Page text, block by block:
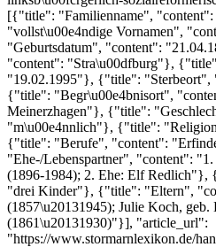
[{"title": "Familienname",
"vollst\u00e4ndige Vornamen",
"Geburtsdatum", "content":
"content": "Stra\u00dfburg"},
"19.02.1995"}, {"title": "Sterbeort",
{"title": "Begr\u00e4bnisort",
Meinerzhagen"}, {"title":
"m\u00e4nnlich"}, {"title":
{"title": "Berufe", "content":
"Ehe-/Lebenspartner", "content":
(1896-1984); 2. Ehe: Elf
"drei Kinder"}, {"title": "Eltern",
(1857\u20131945); Julie Koch, geb.
(1861\u20131930)"}], "article_url":
"https://www.stormarnlexikon.de/